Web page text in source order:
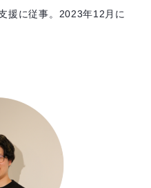
援に従事。2023年12月に